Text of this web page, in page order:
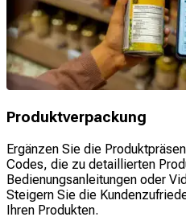
Produktverpackung
Ergänzen Sie die
Codes, die zu detaillierten
Bedienungsanleitungen oder
Steigern Sie die
Ihren Produkten.